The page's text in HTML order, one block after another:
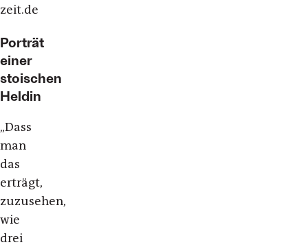
zeit.de
Porträt
einer
stoischen
Heldin
„Dass
man
das
erträgt,
zuzusehen,
wie
drei